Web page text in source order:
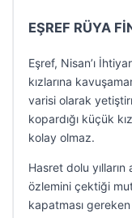
EŞREF RÜYA
Eşref, Nisan’ı
kızlarına
varisi olarak
kopardığı küçük
kolay olmaz.
Hasret dolu yılların
özlemini çektiği
kapatması